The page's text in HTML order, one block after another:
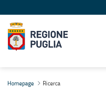
Homepage Ricerca